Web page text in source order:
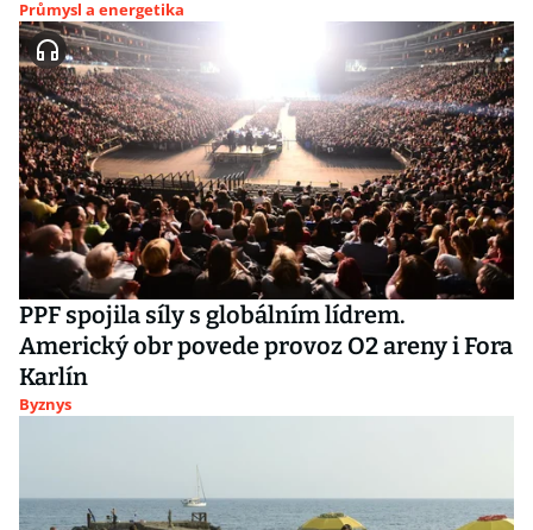
Průmysl a energetika
PPF spojila síly s globálním lídrem.
Americký obr povede provoz O2 areny i Fora
Karlín
Byznys